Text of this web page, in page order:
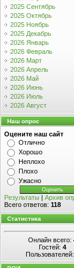
2025 Сентябрь
2025 Октябрь
2025 Ноябрь
2025 Декабрь
2026 Январь
2026 Февраль
2026 Март
2026 Апрель
2026 Май
2026 Июнь
2026 Июль
2026 Август
Наш опрос
Оцените наш сайт
Отлично
Хорошо
Неплохо
Плохо
Ужасно
Результаты | Архив
Всего ответов: 118
Статистика
Онлайн всего:
Гостей: 4
Пользователей: